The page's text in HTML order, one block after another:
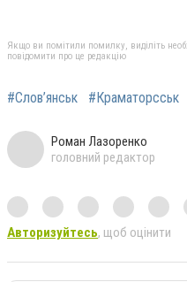
Якщо ви помітили помилку, виділіть
повідомити про це редакцію
#Слов’янськ #Краматорсськ
Роман Лазоренко
головний редактор
Авторизуйтесь, щоб оцінити